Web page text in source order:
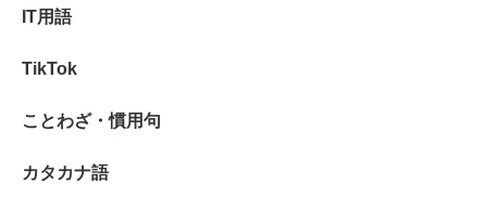
IT用語
TikTok
ことわざ・慣用句
カタカナ語